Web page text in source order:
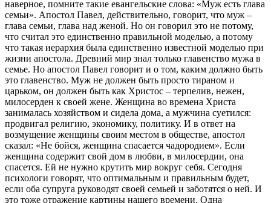
наверное, помните такие евангельские слова: «Муж есть глава
семьи». Апостол Павел, действительно, говорит, что муж –
глава семьи, глава над женой. Но он говорил это не потому,
что считал это единственно правильной моделью, а потому
что такая иерархия была единственно известной моделью при
жизни апостола. Древний мир знал только главенство мужа в
семье. Но апостол Павел говорит и о том, каким должно быть
это главенство. Муж не должен быть просто тираном и
царьком, он должен быть как Христос – терпелив, нежен,
милосерден к своей жене. Женщина во времена Христа
занималась хозяйством и сидела дома, а мужчина суетился:
продвигал религию, экономику, политику. И в ответ на
возмущение женщины своим местом в обществе, апостол
сказал: «Не бойся, женщина спасается чадородием». Если
женщина содержит свой дом в любви, в милосердии, она
спасется. Ей не нужно крутить мир вокруг себя. Сегодня
психологи говорят, что оптимальным и правильным будет,
если оба супруга руководят своей семьей и заботятся о ней. И
это тоже отражение картины нашего времени. Одна